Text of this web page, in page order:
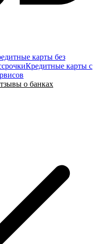
карты без
Кредитные карты с
о банках